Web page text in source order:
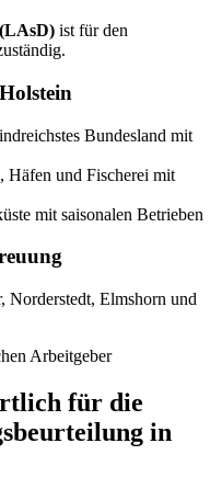
ist für den
Bundesland mit
Häfen und Fischerei mit
mit saisonalen Betrieben
Norderstedt, Elmshorn und
Arbeitgeber
für die
in